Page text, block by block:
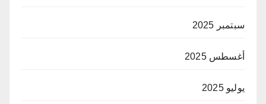
سبتمبر 2025
أغسطس 2025
يوليو 2025